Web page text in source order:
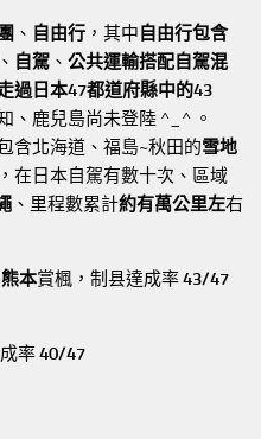
、 自由行 ，其中自由行包含
、 自駕 、 公共運輸搭配自駕混
過日本47都道府縣中的43
、鹿兒島尚未登陸 ^_^ 。
含北海道、福島~秋田的雪地
在日本自駕有數十次、區域
、里程數累計約有萬公里左右
熊本賞楓，制县達成率43/47
率40/47